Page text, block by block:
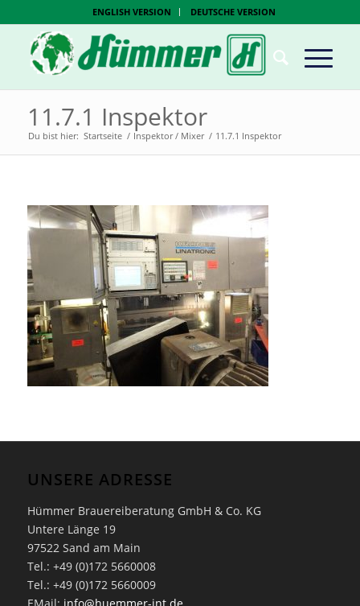
ENGLISH VERSION DEUTSCHE VERSION
11.7.1 Inspektor
Du bist hier: Startseite / Inspektor / Mixer / 11.7.1 Inspektor
UNSERE ADRESSE
Hümmer Brauereiberatung GmbH & Co. KG
Untere Länge 19
97522 Sand am Main
Tel.: +49 (0)172 5660008
Tel.: +49 (0)172 5660009
EMail: info@huemmer-int.de